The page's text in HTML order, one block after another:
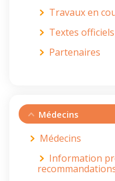
Travaux en
Textes officiels
Partenaires
Médecins
Médecins
Information